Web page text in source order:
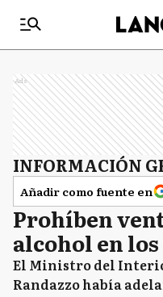
Ads
INFORMACIÓN
Añadir como fuente en
Prohíben
alcohol en
El Ministro del
Randazzo había